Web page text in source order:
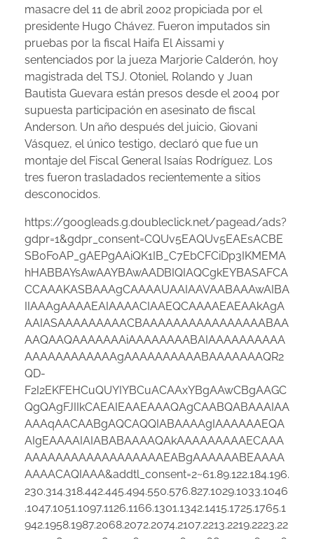
masacre del 11 de abril 2002 propiciada por el
presidente Hugo Chávez. Fueron imputados sin
pruebas por la fiscal Haifa El Aissami y
sentenciados por la jueza Marjorie Calderón, hoy
magistrada del TSJ. Otoniel, Rolando y Juan
Bautista Guevara están presos desde el 2004 por
supuesta participación en asesinato de fiscal
Anderson. Un año después del juicio, Giovani
Vásquez, el único testigo, declaró que fue un
montaje del Fiscal General Isaías Rodríguez. Los
tres fueron trasladados recientemente a sitios
desconocidos.
https://googleads.g.doubleclick.net/pagead/ads?
gdpr=1&gdpr_consent=CQUv5EAQUv5EAEsACBE
SB0FoAP_gAEPgAAiQK1IB_C7EbCFCiDp3IKMEMA
hHABBAYsAwAAYBAwAADBIQIAQCgkEYBASAFCA
CCAAAKASBAAAgCAAAAUAAIAAVAABAAAwAIBA
IIAAAgAAAAEAIAAAACIAAEQCAAAAEAEAAkAgA
AAIASAAAAAAAAACBAAAAAAAAAAAAAAAABAA
AAQAAQAAAAAAAiAAAAAAAABAIAAAAAAAAAA
AAAAAAAAAAAAgAAAAAAAAAABAAAAAAAQR2
QD-
F2I2EKFEHCuQUYIYBCuACAAxYBgAAwCBgAAGC
QgQAgFJIIkCAEAIEAAEAAAQAgCAABQABAAAIAA
AAAqAACAABgAQCAQQIABAAAAgIAAAAAAEQA
AIgEAAAAIAIABABAAAAQAkAAAAAAAAAECAAA
AAAAAAAAAAAAAAAAAAEABgAAAAAABEAAAA
AAAACAQIAAA&addtl_consent=2~61.89.122.184.196.
230.314.318.442.445.494.550.576.827.1029.1033.1046
.1047.1051.1097.1126.1166.1301.1342.1415.1725.1765.1
942.1958.1987.2068.2072.2074.2107.2213.2219.2223.22